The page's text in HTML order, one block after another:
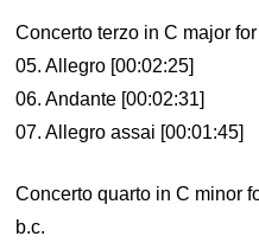
Concerto terzo in C major
05. Allegro [00:02:25]
06. Andante [00:02:31]
07. Allegro assai [00:01:45]
Concerto quarto in C minor
b.c.